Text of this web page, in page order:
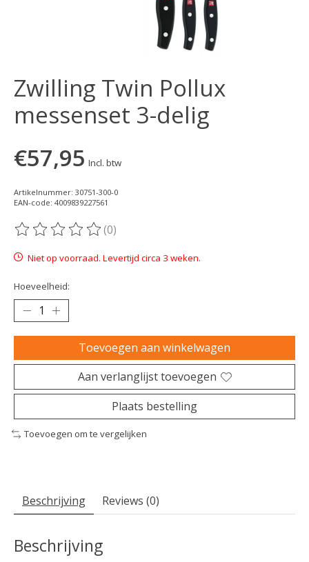
Zwilling Twin Pollux
messenset 3-delig
€57,95 Incl. btw
Artikelnummer: 30751-300-0
EAN-code: 4009839227561
De beoordeling van dit product is
(0)
Niet op voorraad. Levertijd circa 3 weken.
Hoeveelheid:
Toevoegen aan winkelwagen
Aan verlanglijst toevoegen
Plaats bestelling
Toevoegen om te vergelijken
Beschrijving Reviews (0)
Beschrijving